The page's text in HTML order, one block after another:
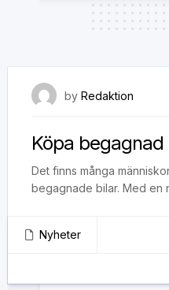
by Redaktion
Köpa begagnad
Det finns många
begagnade bilar. Med en
Nyheter